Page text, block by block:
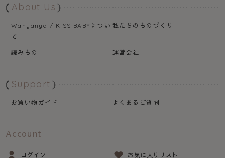
About Us
Wanyanya / KISS BABY につい
て
私たちのものづくり
読みもの 運営会社
Support
お買い物ガイド よくあるご質問
Account
ログイン お気に入りリスト